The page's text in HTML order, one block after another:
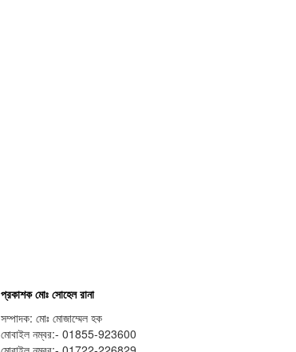
প্রকাশক মোঃ সোহেল রানা
সম্পাদক: মোঃ মোজাম্মেল হক
মোবাইল নম্বর:- 01855-923600